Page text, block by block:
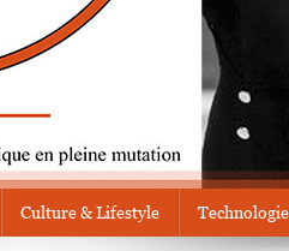
Culture & Lifestyle